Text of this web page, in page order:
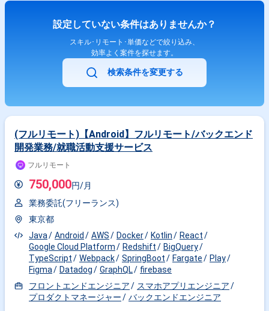
設定していない条件はありませんか？
スキル･リモート･単価などで絞り込み、
効率よく案件を探せます。
検索条件を変更する
(フルリモート)【Android】フルリモート/バックエンド
開発業務/就職活動支援サービス
フルリモート
750,000円/月
業務委託(フリーランス)
東京都
Java
Android AWS Docker Kotlin
React
Google Cloud Platform
Redshift
BigQuery
TypeScript
Webpack SpringBoot Fargate
Play
Figma
Datadog GraphQL
firebase
フロントエンドエンジニア
スマホアプリエンジニア
プロダクトマネージャー
バックエンドエンジニア